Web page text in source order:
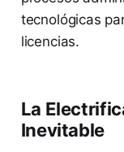
tecnológicas
licencias.
La
Inevitable